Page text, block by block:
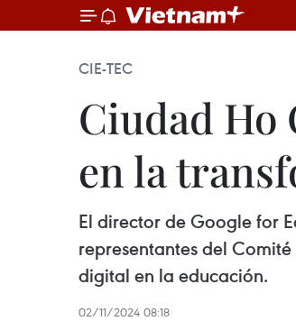
CIE-TEC
Ciudad Ho
en la
El director de Google for
representantes del
digital en la educación.
02/11/2024 08:18